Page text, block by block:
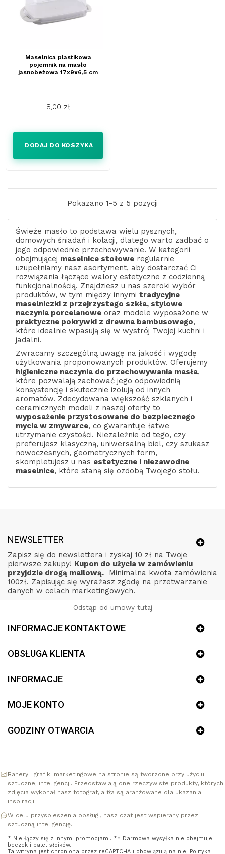
Maselnica plastikowa
pojemnik na masło
jasnobeżowa 17x9x6,5 cm
8,00 zł
DODAJ DO KOSZYKA
Pokazano 1-5 z 5 pozycji
Świeże masło to podstawa wielu pysznych,
domowych śniadań i kolacji, dlatego warto zadbać o
jego odpowiednie przechowywanie. W kategorii
obejmującej maselnice stołowe regularnie
uzupełniamy nasz asortyment, aby dostarczać Ci
rozwiązania łączące walory estetyczne z codzienną
funkcjonalnością. Znajdziesz u nas szeroki wybór
produktów, w tym między innymi tradycyjne
maselniczki z przejrzystego szkła, stylowe
naczynia porcelanowe oraz modele wyposażone w
praktyczne pokrywki z drewna bambusowego,
które idealnie wpasują się w wystrój Twojej kuchni i
jadalni.
Zwracamy szczególną uwagę na jakość i wygodę
użytkowania proponowanych produktów. Oferujemy
higieniczne naczynia do przechowywania masła,
które pozwalają zachować jego odpowiednią
konsystencję i skutecznie izolują od innych
aromatów. Zdecydowana większość szklanych i
ceramicznych modeli z naszej oferty to
wyposażenie przystosowane do bezpiecznego
mycia w zmywarce, co gwarantuje łatwe
utrzymanie czystości. Niezależnie od tego, czy
preferujesz klasyczną, uniwersalną biel, czy szukasz
nowoczesnych, geometrycznych form,
skompletujesz u nas estetyczne i niezawodne
maselnice, które staną się ozdobą Twojego stołu.
NEWSLETTER
Zapisz się do newslettera i zyskaj 10 zł na Twoje
pierwsze zakupy! Kupon do użycia w zamówieniu
przyjdzie drogą mailową. Minimalna kwota zamówienia
100zł. Zapisując się wyrażasz zgodę na przetwarzanie
danych w celach marketingowych.
Odstąp od umowy tutaj
INFORMACJE KONTAKTOWE
OBSŁUGA KLIENTA
INFORMACJE
MOJE KONTO
GODZINY OTWARCIA
Banery i grafiki marketingowe na stronie są tworzone przy użyciu
sztucznej inteligencji. Przedstawiają one rzeczywiste produkty, których
zdjęcia wykonał nasz fotograf, a tła są aranżowane dla ukazania
inspiracji.
W celu przyspieszenia obsługi, nasz czat jest wspierany przez
sztuczną inteligencję.
* Nie łączy się z innymi promocjami. ** Darmowa wysyłka nie obejmuje
beczek i palet słoików.
Ta witryna jest chroniona przez reCAPTCHA i obowiązują na niej Polityka